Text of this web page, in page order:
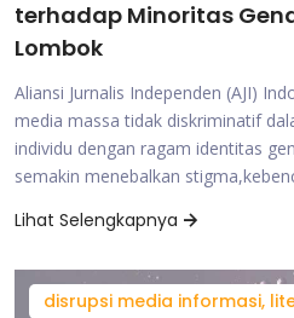
terhadap Minoritas
Lombok
Aliansi Jurnalis Independen (AJI)
media massa tidak diskriminatif
individu dengan ragam identitas
semakin menebalkan
Lihat Selengkapnya
disrupsi media informasi,